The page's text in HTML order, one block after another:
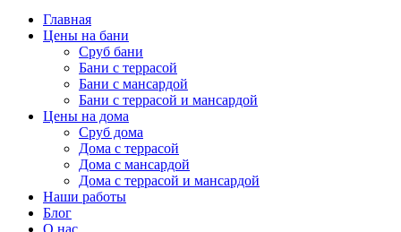
Главная
Цены на бани
Сруб бани
Бани с террасой
Бани с мансардой
Бани с террасой и мансардой
Цены на дома
Сруб дома
Дома с террасой
Дома с мансардой
Дома с террасой и мансардой
Наши работы
Блог
О нас